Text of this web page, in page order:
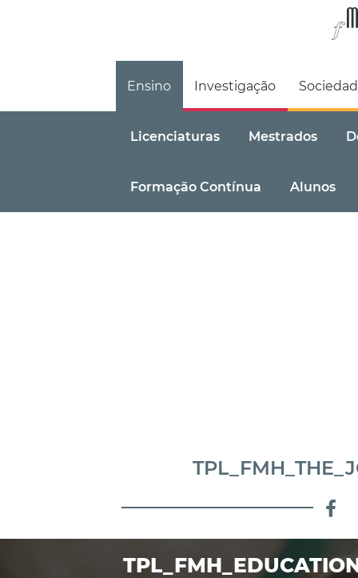
Faculdade de
Ensino Investigação
Licenciaturas Mestrados
Formação Contínua Alunos